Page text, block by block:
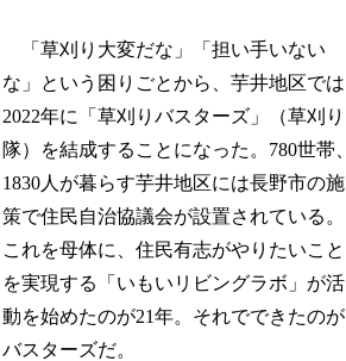
「草刈り大変だな」「担い手いない
な」という困りごとから、芋井地区では
2022年に「草刈りバスターズ」（草刈り
隊）を結成することになった。780世帯、
1830人が暮らす芋井地区には長野市の施
策で住民自治協議会が設置されている。
これを母体に、住民有志がやりたいこと
を実現する「いもいリビングラボ」が活
動を始めたのが21年。それでできたのが
バスターズだ。